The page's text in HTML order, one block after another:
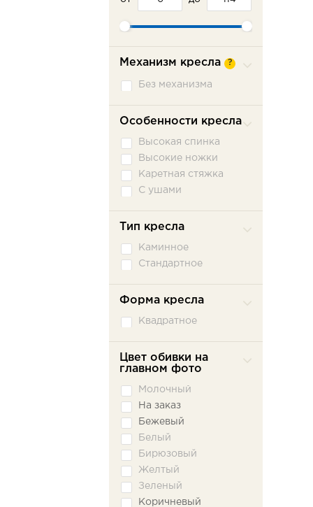
Механизм кресла ?
Без механизма
Особенности кресла
Высокая спинка
Высокие ножки
Каретная стяжка
С ушами
Тип кресла
Каминное
Стандартное
Форма кресла
Квадратное
Цвет обивки на
главном фото
Молочный
На заказ
Бежевый
Белый
Бирюзовый
Желтый
Зеленый
Коричневый